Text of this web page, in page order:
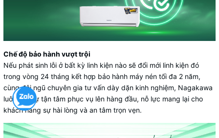
Chế độ bảo hành vượt trội
Nếu phát sinh lỗi ở bất kỳ linh kiện nào sẽ đổi mới linh kiện đó
trong vòng 24 tháng kết hợp bảo hành máy nén tối đa 2 năm,
cùng đội ngũ chuyên gia tư vấn dày dặn kinh nghiệm, Nagakawa
luôn đặt sự tận tâm phục vụ lên hàng đầu, nỗ lực mang lại cho
khách hàng sự hài lòng và an tâm trọn vẹn.